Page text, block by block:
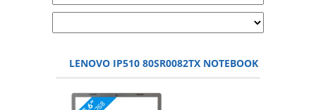
LENOVO IP510 80SR0082TX NOTEBOOK